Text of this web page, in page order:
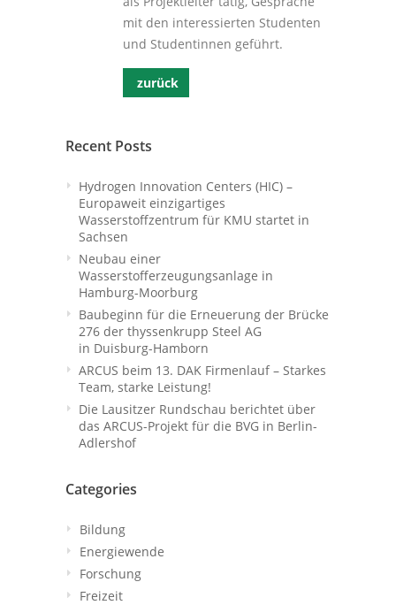
mit den interessierten Studenten
und Studentinnen geführt.
zurück
Recent Posts
Hydrogen Innovation Centers (HIC) –
Europaweit einzigartiges
Wasserstoffzentrum für KMU startet in
Sachsen
Neubau einer
Wasserstofferzeugungsanlage in
Hamburg-Moorburg
Baubeginn für die Erneuerung der Brücke
276 der thyssenkrupp Steel AG
in Duisburg-Hamborn
ARCUS beim 13. DAK Firmenlauf – Starkes
Team, starke Leistung!
Die Lausitzer Rundschau berichtet über
das ARCUS-Projekt für die BVG in Berlin-
Adlershof
Categories
Bildung
Energiewende
Forschung
Freizeit